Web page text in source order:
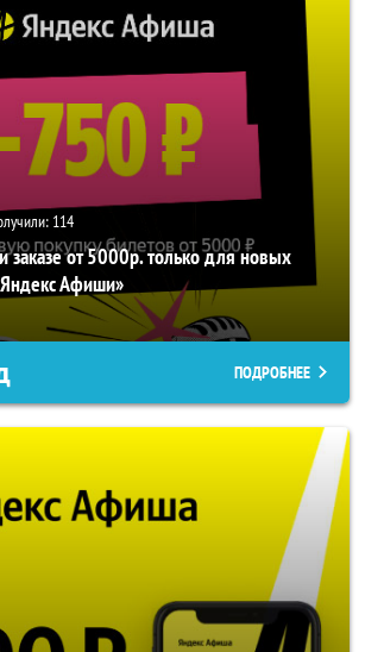
114
заказе от 5000р. только для новых
Афиши»
ПОДРОБНЕЕ